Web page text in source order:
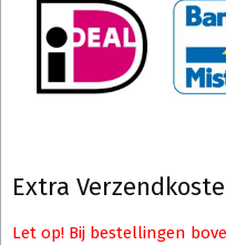
Extra
Let op! Bij bestellingen